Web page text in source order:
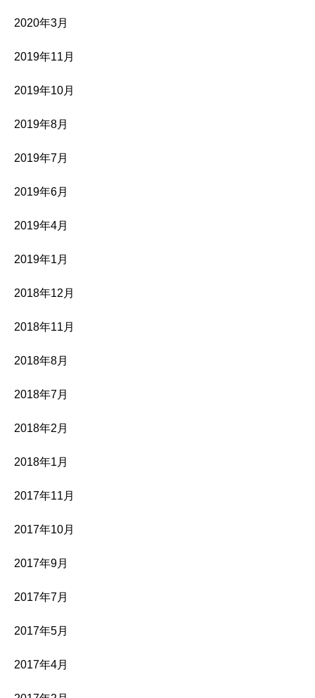
2020年3月
2019年11月
2019年10月
2019年8月
2019年7月
2019年6月
2019年4月
2019年1月
2018年12月
2018年11月
2018年8月
2018年7月
2018年2月
2018年1月
2017年11月
2017年10月
2017年9月
2017年7月
2017年5月
2017年4月